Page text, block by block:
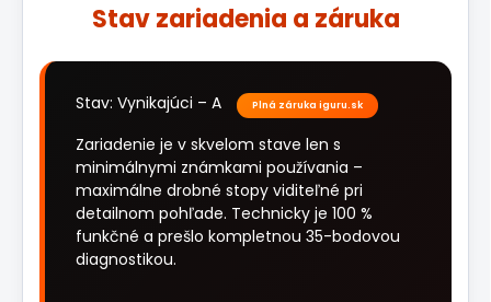
Stav zariadenia a záruka
Stav: Vynikajúci – A Plná záruka iguru.sk
Zariadenie je v skvelom stave len s
minimálnymi známkami používania –
maximálne drobné stopy viditeľné pri
detailnom pohľade. Technicky je 100 %
funkčné a prešlo kompletnou 35-bodovou
diagnostikou.